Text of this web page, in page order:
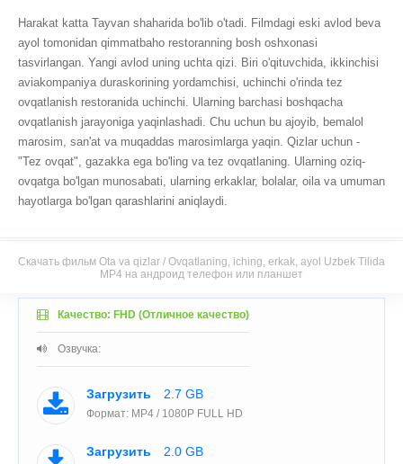
Harakat katta Tayvan shaharida bo'lib o'tadi. Filmdagi eski avlod beva
ayol tomonidan qimmatbaho restoranning bosh oshxonasi
tasvirlangan. Yangi avlod uning uchta qizi. Biri o'qituvchida, ikkinchisi
aviakompaniya duraskorining yordamchisi, uchinchi o'rinda tez
ovqatlanish restoranida uchinchi. Ularning barchasi boshqacha
ovqatlanish jarayoniga yaqinlashadi. Chu uchun bu ajoyib, bemalol
marosim, san'at va muqaddas marosimlarga yaqin. Qizlar uchun -
"Tez ovqat", gazakka ega bo'ling va tez ovqatlaning. Ularning oziq-
ovqatga bo'lgan munosabati, ularning erkaklar, bolalar, oila va umuman
hayotlarga bo'lgan qarashlarini aniqlaydi.
Скачать фильм Ota va qizlar / Ovqatlaning, iching, erkak, ayol Uzbek Tilida
MP4 на андроид телефон или планшет
Качество: FHD (Отличное качество)
Озвучка:
Загрузить 2.7 GB
Формат: MP4 / 1080P FULL HD
Загрузить 2.0 GB